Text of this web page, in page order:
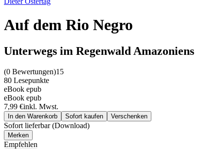
Auf dem Rio Negro
Unterwegs im Regenwald Amazoniens
(0 Bewertungen)15
80 Lesepunkte
eBook epub
eBook epub
7,99 €inkl. Mwst.
In den Warenkorb Sofort kaufen Verschenken
Sofort lieferbar (Download)
Merken
Empfehlen